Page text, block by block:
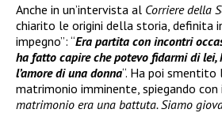
Anche in un’intervista al Corriere della
chiarito le origini della storia, definita
impegno”: “Era partita con incontri
ha fatto capire che potevo fidarmi di lei,
l’amore di una donna“. Ha poi smentito
matrimonio imminente, spiegando con
matrimonio era una battuta. Siamo